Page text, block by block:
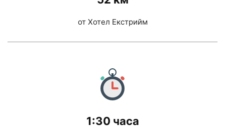
от Хотел Екстрийм
1:30 часа